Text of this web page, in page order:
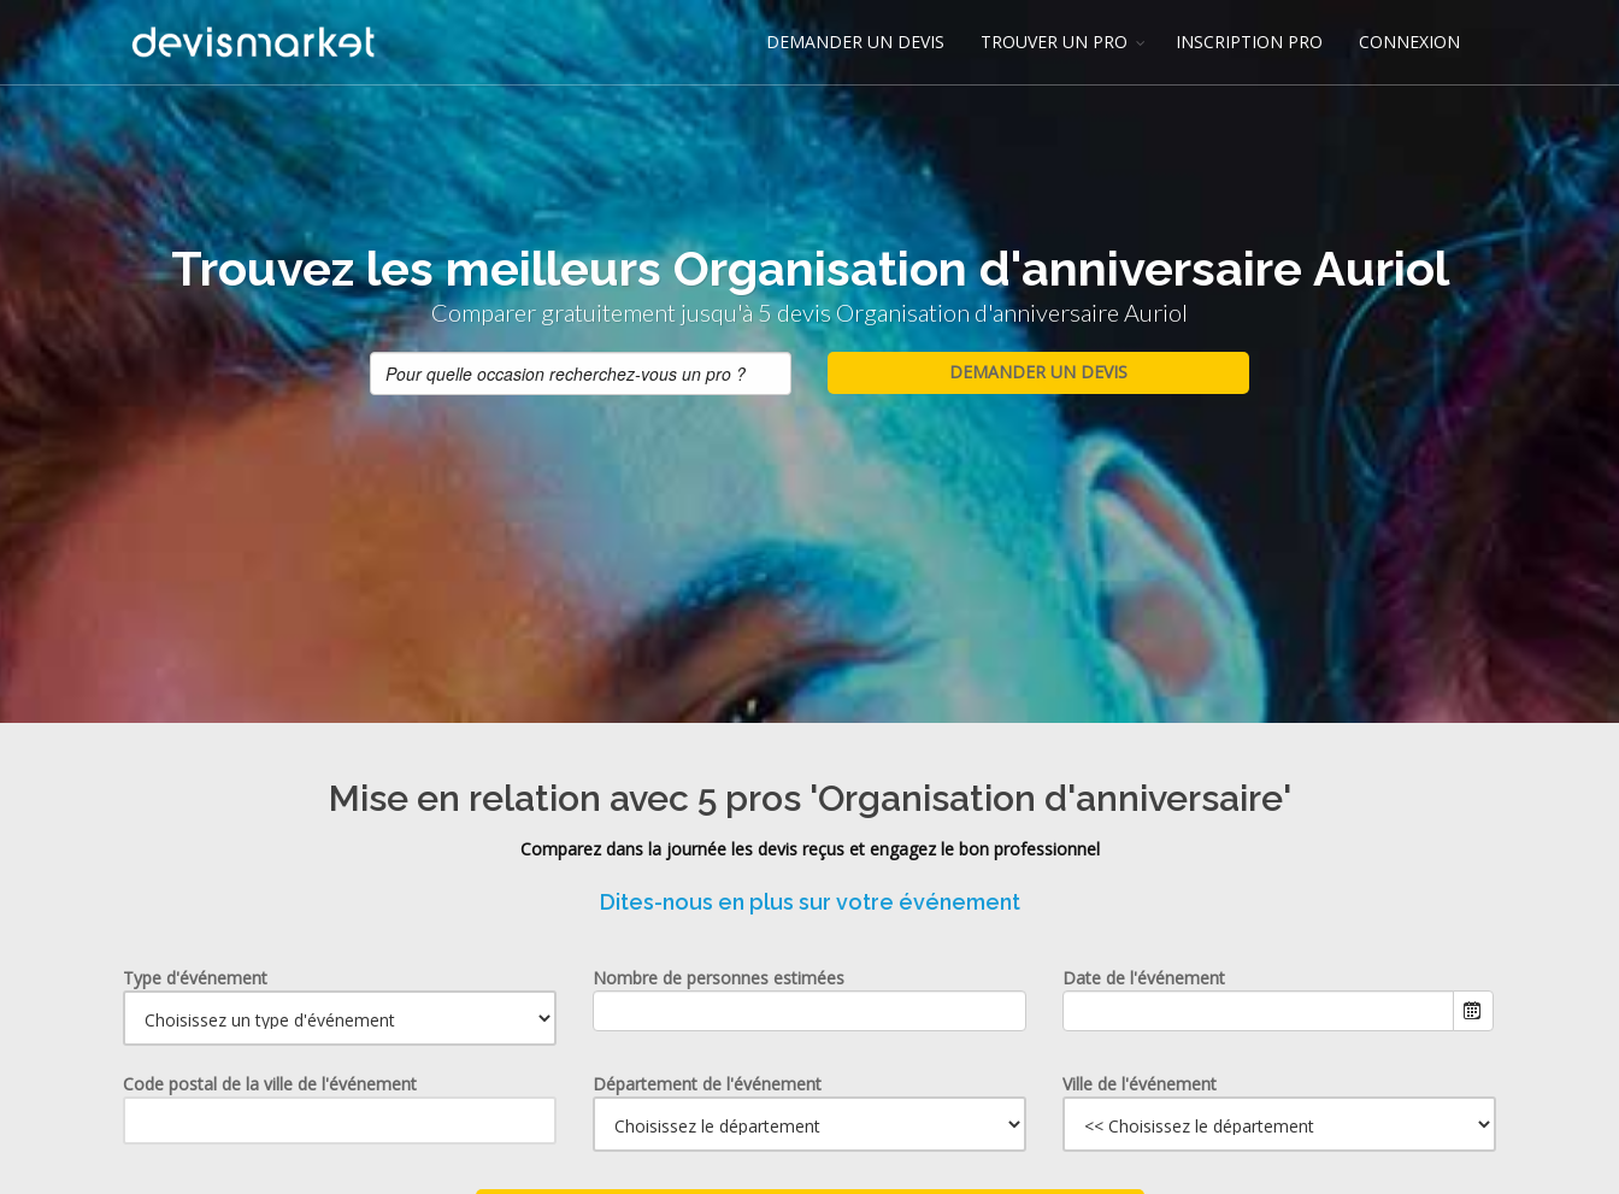
DEMANDER UN DEVIS TROUVER UN PRO INSCRIPTION PRO CONNEXION
Trouvez les meilleurs Organisation d'anniversaire Auriol
Comparer gratuitement jusqu'à 5 devis Organisation d'anniversaire Auriol
Mise en relation avec 5 pros 'Organisation d'anniversaire'
Comparez dans la journée les devis reçus et engagez le bon professionnel
Dites-nous en plus sur votre événement
Type d'événement Nombre de personnes estimées
Date de l'événement
Code postal de la ville de l'événement Département de l'événement Ville de l'événement